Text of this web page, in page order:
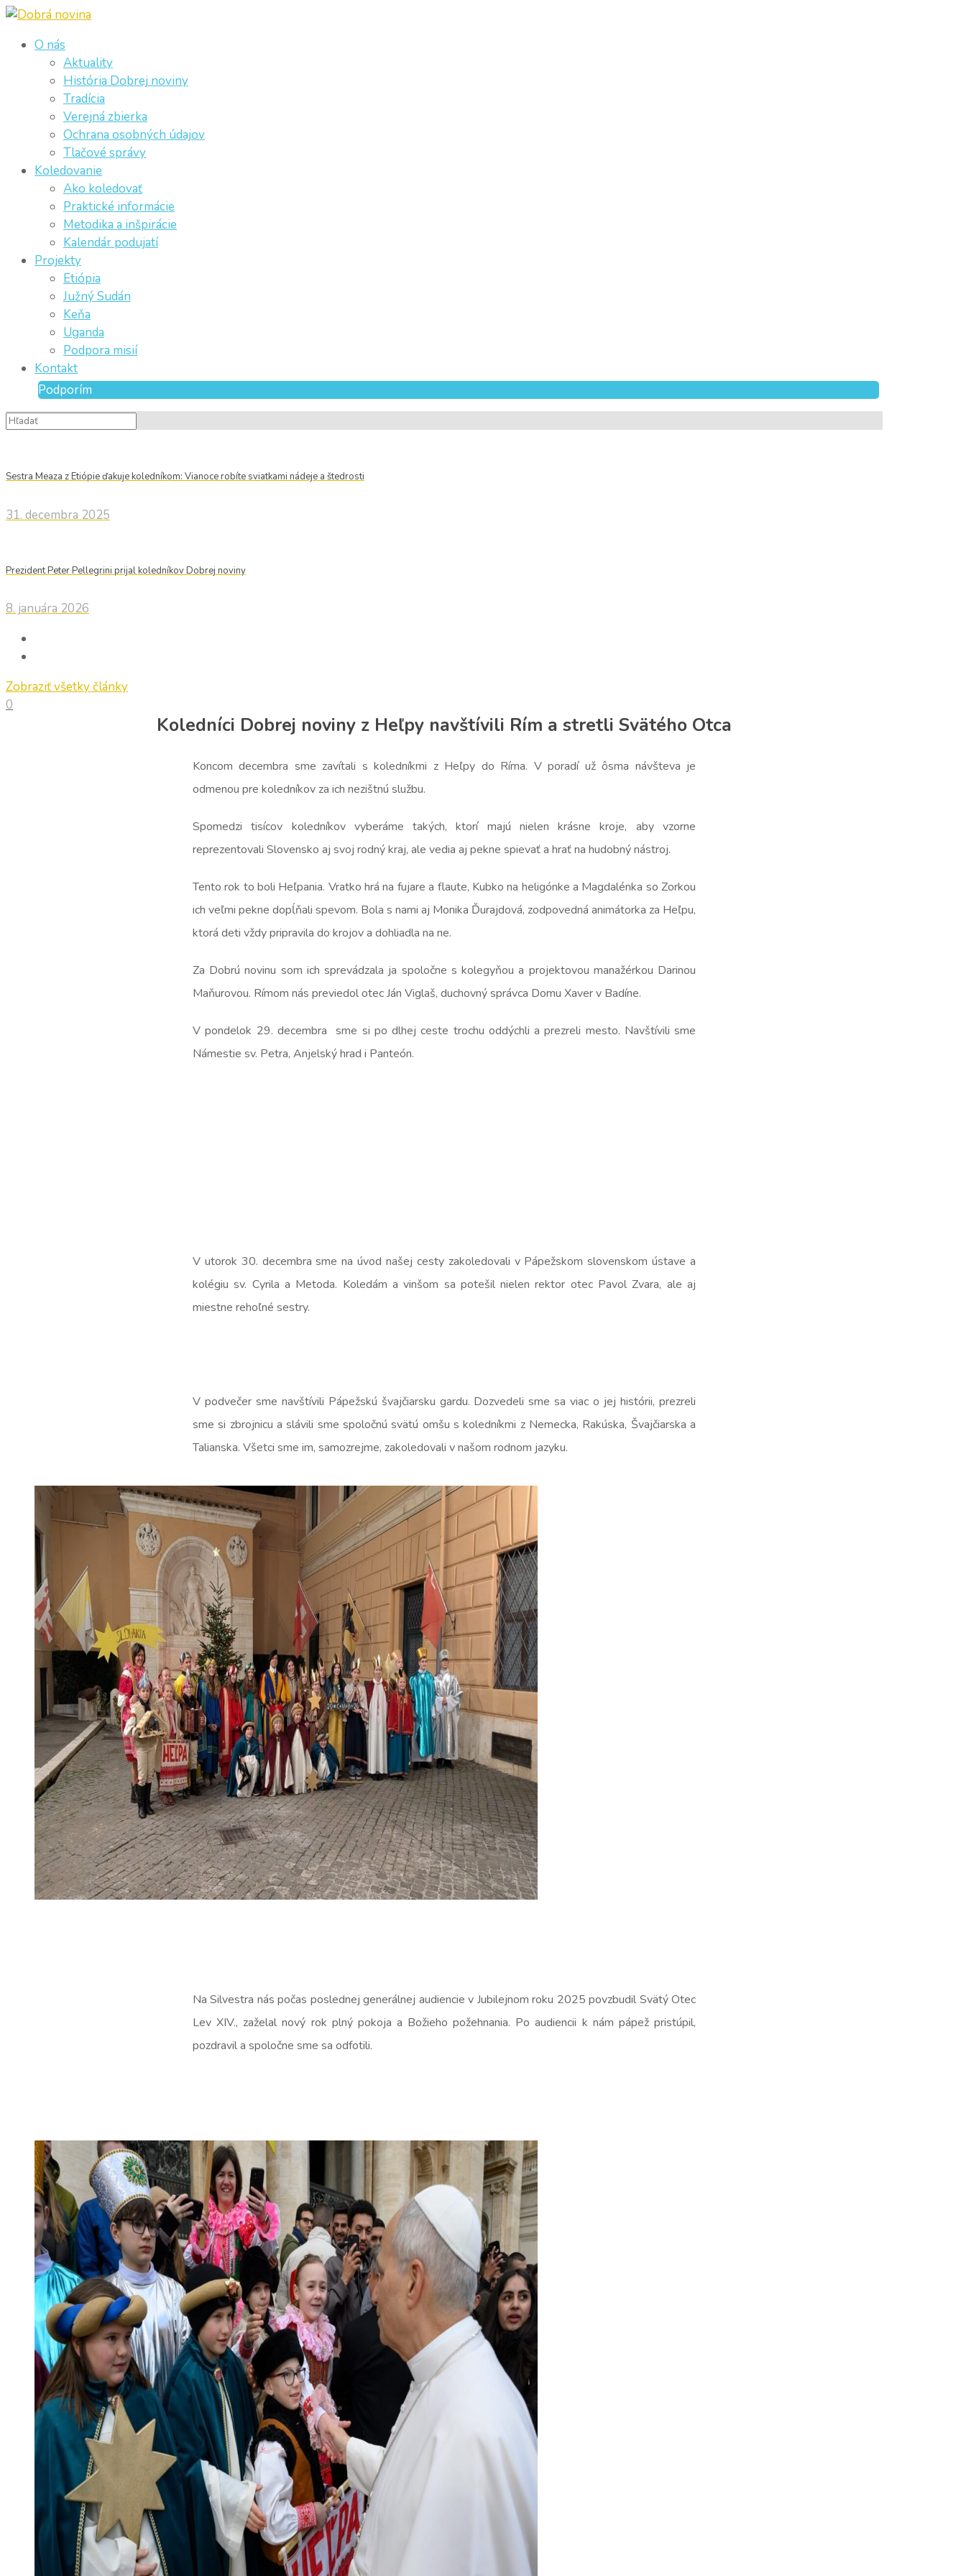
O nás
Aktuality
História Dobrej noviny
Tradícia
Verejná zbierka
Ochrana osobných údajov
Tlačové správy
Koledovanie
Ako koledovať
Praktické informácie
Metodika a inšpirácie
Kalendár podujatí
Projekty
Etiópia
Južný Sudán
Keňa
Uganda
Podpora misií
Kontakt
Podporím
Sestra Meaza z Etiópie ďakuje koledníkom: Vianoce robíte sviatkami nádeje a štedrosti
31. decembra 2025
Prezident Peter Pellegrini prijal koledníkov Dobrej noviny
8. januára 2026
Zobraziť všetky články
0
Koledníci Dobrej noviny z Heľpy navštívili Rím a stretli Svätého Otca
Koncom decembra sme zavítali s koledníkmi z Heľpy do Ríma. V poradí už ôsma návšteva je
odmenou pre koledníkov za ich nezištnú službu.
Spomedzi tisícov koledníkov vyberáme takých, ktorí majú nielen krásne kroje, aby vzorne
reprezentovali Slovensko aj svoj rodný kraj, ale vedia aj pekne spievať a hrať na hudobný nástroj.
Tento rok to boli Heľpania. Vratko hrá na fujare a flaute, Kubko na heligónke a Magdalénka so Zorkou
ich veľmi pekne dopĺňali spevom. Bola s nami aj Monika Ďurajdová, zodpovedná animátorka za Heľpu,
ktorá deti vždy pripravila do krojov a dohliadla na ne.
Za Dobrú novinu som ich sprevádzala ja spoločne s kolegyňou a projektovou manažérkou Darinou
Maňurovou. Rímom nás previedol otec Ján Viglaš, duchovný správca Domu Xaver v Badíne.
V pondelok 29. decembra sme si po dlhej ceste trochu oddýchli a prezreli mesto. Navštívili sme
Námestie sv. Petra, Anjelský hrad i Panteón.
V utorok 30. decembra sme na úvod našej cesty zakoledovali v Pápežskom slovenskom ústave a
kolégiu sv. Cyrila a Metoda. Koledám a vinšom sa potešil nielen rektor otec Pavol Zvara, ale aj
miestne rehoľné sestry.
V podvečer sme navštívili Pápežskú švajčiarsku gardu. Dozvedeli sme sa viac o jej histórii, prezreli
sme si zbrojnicu a slávili sme spoločnú svätú omšu s koledníkmi z Nemecka, Rakúska, Švajčiarska a
Talianska. Všetci sme im, samozrejme, zakoledovali v našom rodnom jazyku.
Na Silvestra nás počas poslednej generálnej audiencie v Jubilejnom roku 2025 povzbudil Svätý Otec
Lev XIV., zaželal nový rok plný pokoja a Božieho požehnania. Po audiencii k nám pápež pristúpil,
pozdravil a spoločne sme sa odfotili.